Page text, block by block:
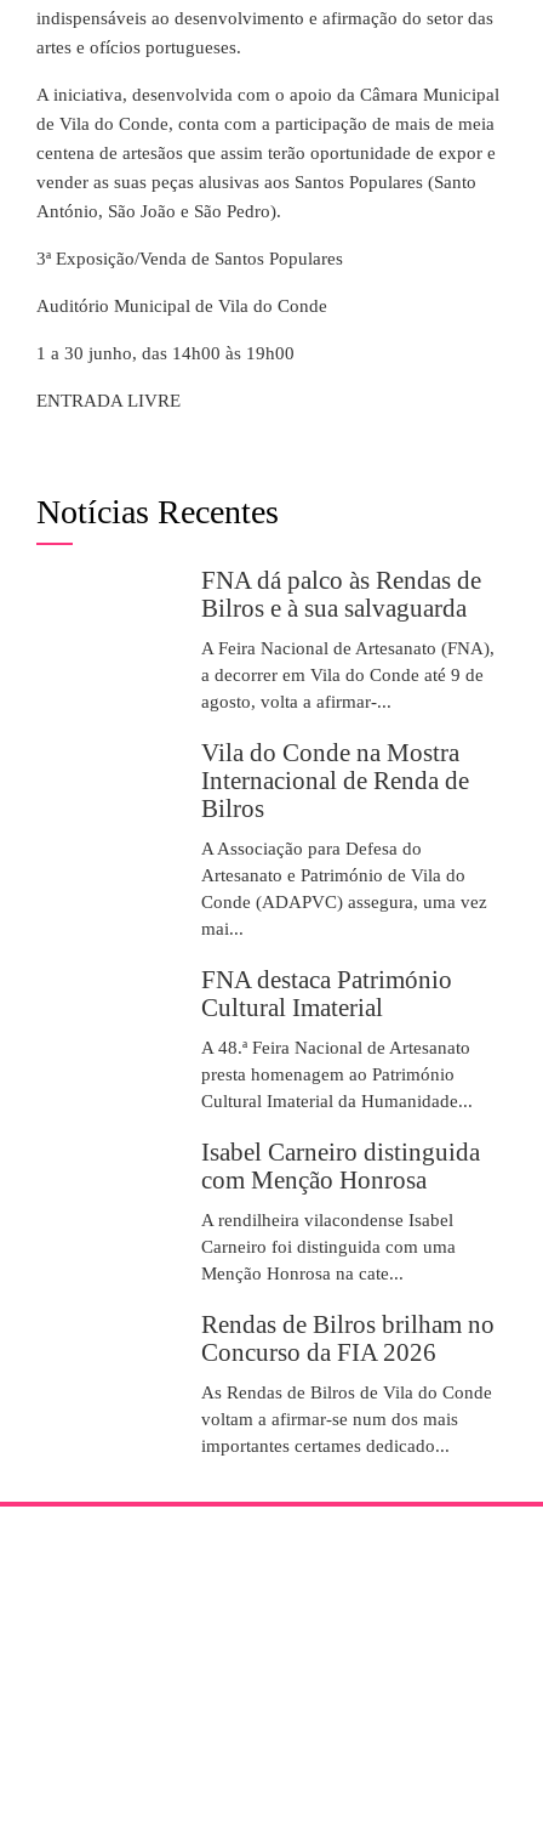
indispensáveis ao desenvolvimento e afirmação do setor das
artes e ofícios portugueses.
A iniciativa, desenvolvida com o apoio da Câmara Municipal
de Vila do Conde, conta com a participação de mais de meia
centena de artesãos que assim terão oportunidade de expor e
vender as suas peças alusivas aos Santos Populares (Santo
António, São João e São Pedro).
3ª Exposição/Venda de Santos Populares
Auditório Municipal de Vila do Conde
1 a 30 junho, das 14h00 às 19h00
ENTRADA LIVRE
Notícias Recentes
FNA dá palco às Rendas de
Bilros e à sua salvaguarda
A Feira Nacional de Artesanato (FNA),
a decorrer em Vila do Conde até 9 de
agosto, volta a afirmar-...
Vila do Conde na Mostra
Internacional de Renda de
Bilros
A Associação para Defesa do
Artesanato e Património de Vila do
Conde (ADAPVC) assegura, uma vez
mai...
FNA destaca Património
Cultural Imaterial
A 48.ª Feira Nacional de Artesanato
presta homenagem ao Património
Cultural Imaterial da Humanidade...
Isabel Carneiro distinguida
com Menção Honrosa
A rendilheira vilacondense Isabel
Carneiro foi distinguida com uma
Menção Honrosa na cate...
Rendas de Bilros brilham no
Concurso da FIA 2026
As Rendas de Bilros de Vila do Conde
voltam a afirmar-se num dos mais
importantes certames dedicado...